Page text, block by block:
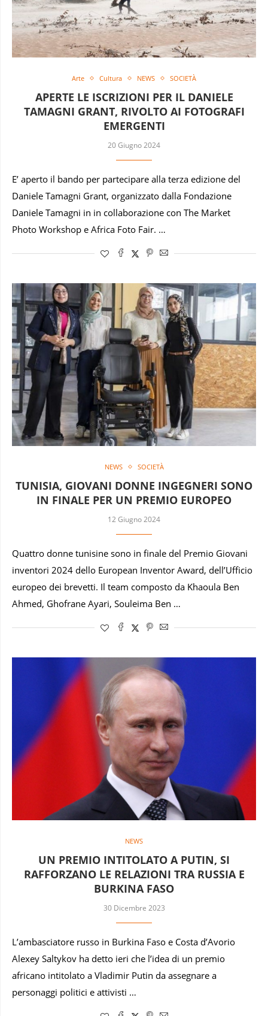
Arte Cultura NEWS SOCIETÀ
APERTE LE ISCRIZIONI PER IL DANIELE
TAMAGNI GRANT, RIVOLTO AI FOTOGRAFI
EMERGENTI
20 Giugno 2024
E’ aperto il bando per partecipare alla terza edizione del
Daniele Tamagni Grant, organizzato dalla Fondazione
Daniele Tamagni in in collaborazione con The Market
Photo Workshop e Africa Foto Fair. …
NEWS SOCIETÀ
TUNISIA, GIOVANI DONNE INGEGNERI SONO
IN FINALE PER UN PREMIO EUROPEO
12 Giugno 2024
Quattro donne tunisine sono in finale del Premio Giovani
inventori 2024 dello European Inventor Award, dell’Ufficio
europeo dei brevetti. Il team composto da Khaoula Ben
Ahmed, Ghofrane Ayari, Souleima Ben …
NEWS
UN PREMIO INTITOLATO A PUTIN, SI
RAFFORZANO LE RELAZIONI TRA RUSSIA E
BURKINA FASO
30 Dicembre 2023
L’ambasciatore russo in Burkina Faso e Costa d’Avorio
Alexey Saltykov ha detto ieri che l’idea di un premio
africano intitolato a Vladimir Putin da assegnare a
personaggi politici e attivisti …